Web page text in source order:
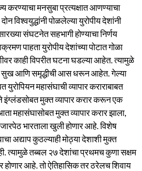
करण्याचा मनसुबा प्रत्यक्षात आणण्याचा
विश्वयुद्धांनी पोळलेल्या युरोपीय देशांनी
संघटनेत सहभागी होण्याचा निर्णय
पाहता युरोपीय देशांच्या पोटात गोळा
काही विपरीत घटना घडल्या आहेत. त्यामुळे
सुख आणि समृद्धीची आस धरून आहेत. गेल्या
युरोपियन महासंघाची व्यापार कराराबाबत
मुक्त व्यापार करार करून एक
महासंघासोबत मुक्त व्यापार करार झाला,
भारताला खुली होणार आहे. विशेष
अद्याप कुठल्याही मोठ्या देशाशी मुक्त
त्यामुळे तब्बल २७ देशांचा प्रथमच कुणा सक्षम
होणार आहे. तो ऐतिहासिक तर ठरेलच शिवाय